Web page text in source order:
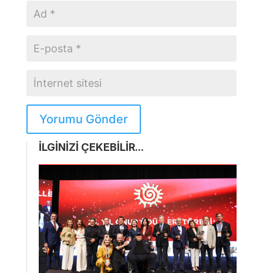
Yorumu Gönder
İLGİNİZİ ÇEKEBİLİR...